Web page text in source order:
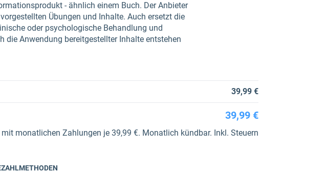
- ähnlich einem Buch. Der Anbieter
Übungen und Inhalte. Auch ersetzt die
oder psychologische Behandlung und
die Anwendung bereitgestellter Inhalte entstehen
39,99 €
39,99 €
monatlichen Zahlungen je 39,99 €. Monatlich kündbar. Inkl. Steuern